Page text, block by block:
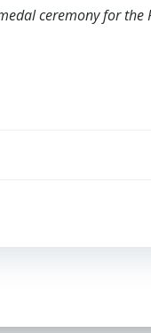
ceremony for the